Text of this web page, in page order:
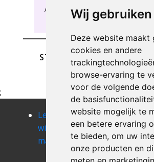
Wij
Deze website maakt
cookies en andere
browse-ervaring te
voor de volgende
de
website mogelijk te
een betere ervaring
te bieden, om uw
onze producten en
Ambresin .
STUREN
;
Leegmaken
winkel of
magazij amel
Leegmaken
winkel of
magazij
ampsin